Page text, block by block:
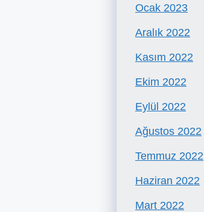
Ocak 2023
Aralık 2022
Kasım 2022
Ekim 2022
Eylül 2022
Ağustos 2022
Temmuz 2022
Haziran 2022
Mart 2022